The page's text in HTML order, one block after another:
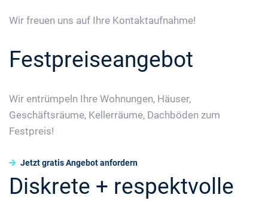
Wir freuen uns auf Ihre Kontaktaufnahme!
Festpreiseangebot
Wir entrümpeln Ihre Wohnungen, Häuser,
Geschäftsräume, Kellerräume, Dachböden zum
Festpreis!
Jetzt gratis Angebot anfordern
Diskrete + respektvolle